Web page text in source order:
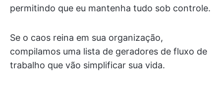
permitindo que eu mantenha tudo sob controle.
Se o caos reina em sua organização,
compilamos uma lista de geradores de fluxo de
trabalho que vão simplificar sua vida.